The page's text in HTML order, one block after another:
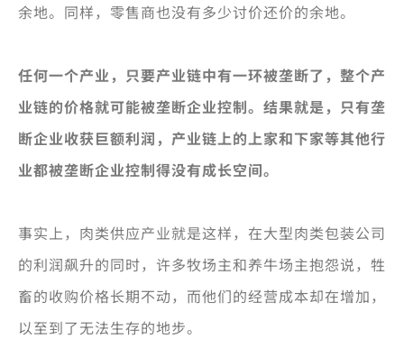
余地。同样，零售商也没有多少讨价还价的余地。
任何一个产业，只要产业链中有一环被垄断了，整个产
业链的价格就可能被垄断企业控制。结果就是，只有垄
断企业收获巨额利润，产业链上的上家和下家等其他行
业都被垄断企业控制得没有成长空间。
事实上，肉类供应产业就是这样，在大型肉类包装公司
的利润飙升的同时，许多牧场主和养牛场主抱怨说，牲
畜的收购价格长期不动，而他们的经营成本却在增加，
以至到了无法生存的地步。